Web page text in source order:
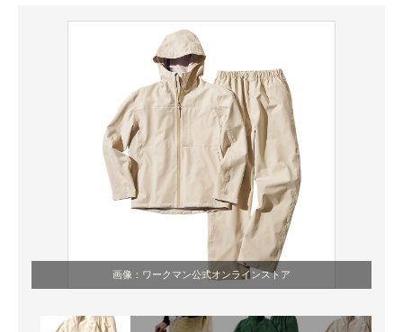
スマホと通信の最新トレンド
進化するPCとデバイスの未来
好きが集まる 比べて選べる
ビジネスと働き方のヒント
AI活用のいまが分かる
経営リーダーのコミュニティ
マーケ×ITの今がよく分かる
画像：ワークマン公式オンラインストア